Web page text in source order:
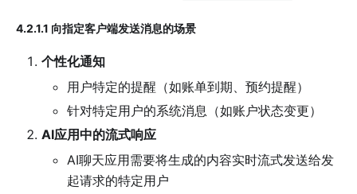
4.2.1.1 向指定客户端发送消息的场景
个性化通知
用户特定的提醒（如账单到期、预约提醒）
针对特定用户的系统消息（如账户状态变更）
AI应用中的流式响应
AI聊天应用需要将生成的内容实时流式发送给发
起请求的特定用户